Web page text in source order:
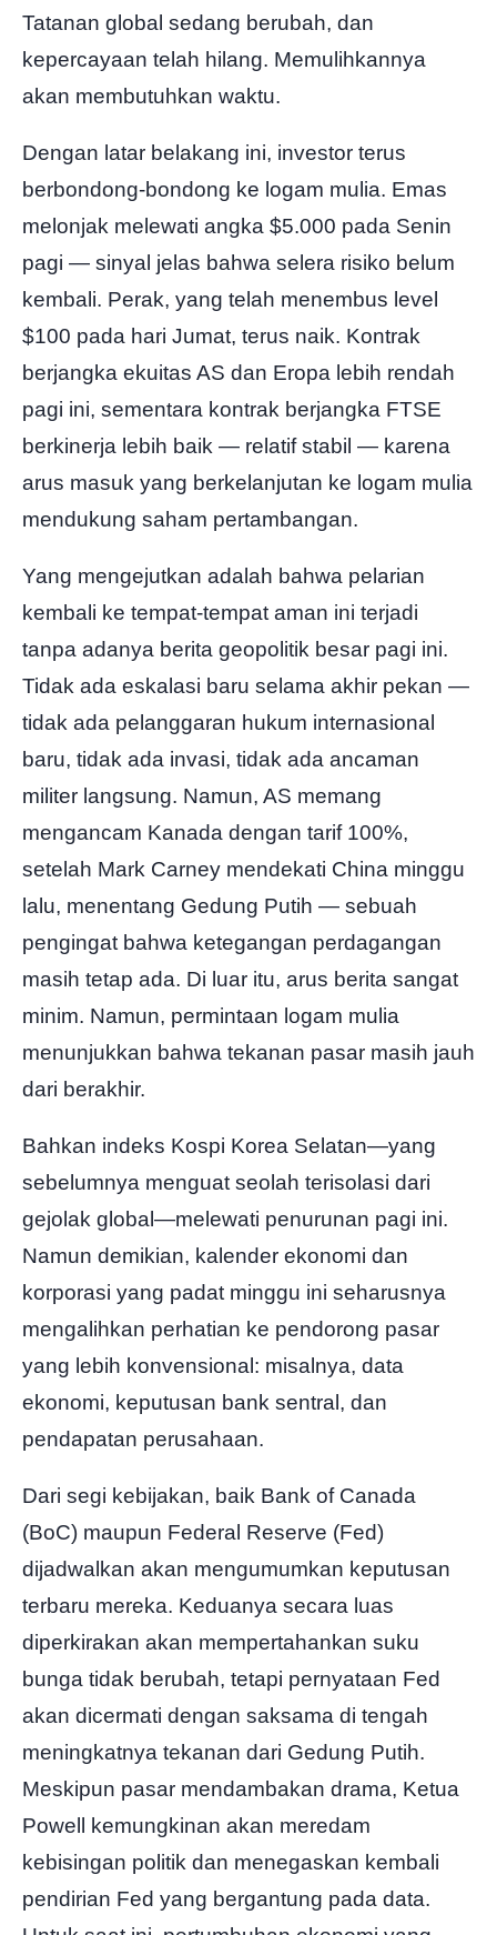
Tatanan global sedang berubah, dan
kepercayaan telah hilang. Memulihkannya
akan membutuhkan waktu.
Dengan latar belakang ini, investor terus
berbondong-bondong ke logam mulia. Emas
melonjak melewati angka $5.000 pada Senin
pagi — sinyal jelas bahwa selera risiko belum
kembali. Perak, yang telah menembus level
$100 pada hari Jumat, terus naik. Kontrak
berjangka ekuitas AS dan Eropa lebih rendah
pagi ini, sementara kontrak berjangka FTSE
berkinerja lebih baik — relatif stabil — karena
arus masuk yang berkelanjutan ke logam mulia
mendukung saham pertambangan.
Yang mengejutkan adalah bahwa pelarian
kembali ke tempat-tempat aman ini terjadi
tanpa adanya berita geopolitik besar pagi ini.
Tidak ada eskalasi baru selama akhir pekan —
tidak ada pelanggaran hukum internasional
baru, tidak ada invasi, tidak ada ancaman
militer langsung. Namun, AS memang
mengancam Kanada dengan tarif 100%,
setelah Mark Carney mendekati China minggu
lalu, menentang Gedung Putih — sebuah
pengingat bahwa ketegangan perdagangan
masih tetap ada. Di luar itu, arus berita sangat
minim. Namun, permintaan logam mulia
menunjukkan bahwa tekanan pasar masih jauh
dari berakhir.
Bahkan indeks Kospi Korea Selatan—yang
sebelumnya menguat seolah terisolasi dari
gejolak global—melewati penurunan pagi ini.
Namun demikian, kalender ekonomi dan
korporasi yang padat minggu ini seharusnya
mengalihkan perhatian ke pendorong pasar
yang lebih konvensional: misalnya, data
ekonomi, keputusan bank sentral, dan
pendapatan perusahaan.
Dari segi kebijakan, baik Bank of Canada
(BoC) maupun Federal Reserve (Fed)
dijadwalkan akan mengumumkan keputusan
terbaru mereka. Keduanya secara luas
diperkirakan akan mempertahankan suku
bunga tidak berubah, tetapi pernyataan Fed
akan dicermati dengan saksama di tengah
meningkatnya tekanan dari Gedung Putih.
Meskipun pasar mendambakan drama, Ketua
Powell kemungkinan akan meredam
kebisingan politik dan menegaskan kembali
pendirian Fed yang bergantung pada data.